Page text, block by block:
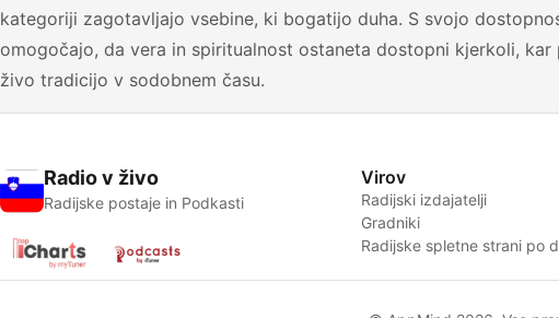
kategoriji zagotavljajo vsebine, ki bogatijo duha. S svojo
omogočajo, da vera in spiritualnost ostaneta dostopni kjerkoli, kar
živo tradicijo v sodobnem času.
Radio v živo
Radijske postaje in Podkasti
Virov
Radijski izdajatelji
Gradniki
Radijske spletne strani po